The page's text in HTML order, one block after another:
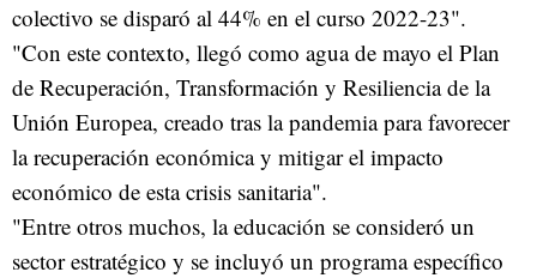
colectivo se disparó al 44% en el curso 2022-23".
"Con este contexto, llegó como agua de mayo el Plan
de Recuperación, Transformación y Resiliencia de la
Unión Europea, creado tras la pandemia para favorecer
la recuperación económica y mitigar el impacto
económico de esta crisis sanitaria".
"Entre otros muchos, la educación se consideró un
sector estratégico y se incluyó un programa específico